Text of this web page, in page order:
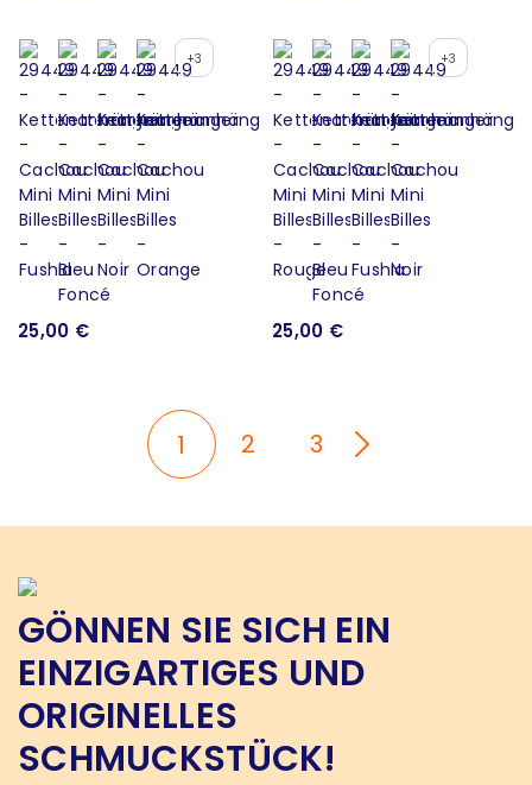
+3
25,00 €
+3
25,00 €
1 2 3
GÖNNEN SIE SICH EIN
EINZIGARTIGES UND
ORIGINELLES
SCHMUCKSTÜCK!